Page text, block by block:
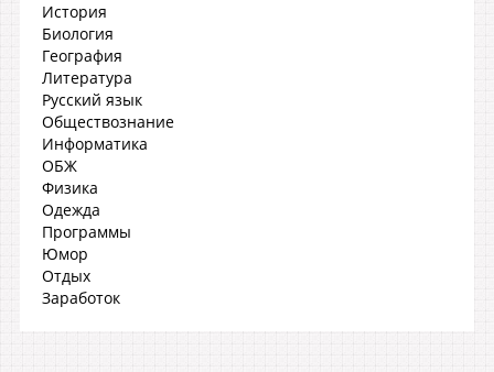
История
Биология
География
Литература
Русский язык
Обществознание
Информатика
ОБЖ
Физика
Одежда
Программы
Юмор
Отдых
Заработок